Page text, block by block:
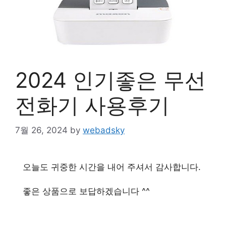
2024 인기좋은 무선
전화기 사용후기
7월 26, 2024 by webadsky
오늘도 귀중한 시간을 내어 주셔서 감사합니다.
좋은 상품으로 보답하겠습니다 ^^